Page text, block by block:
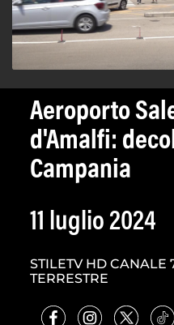
Aeroporto
d'Amalfi:
Campania
11 luglio 2024
STILETV HD CANALE
TERRESTRE